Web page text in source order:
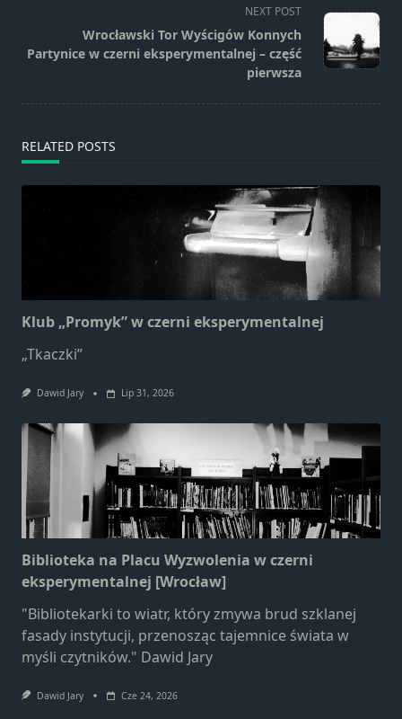
text">Page</span>
NEXT POST
Wrocławski Tor Wyścigów Konnych
Partynice w czerni eksperymentalnej – część
pierwsza
RELATED POSTS
Klub „Promyk” w czerni eksperymentalnej
„Tkaczki”
Dawid Jary Lip 31, 2026
Biblioteka na Placu Wyzwolenia w czerni
eksperymentalnej [Wrocław]
"Bibliotekarki to wiatr, który zmywa brud szklanej
fasady instytucji, przenosząc tajemnice świata w
myśli czytników." Dawid Jary
Dawid Jary Cze 24, 2026